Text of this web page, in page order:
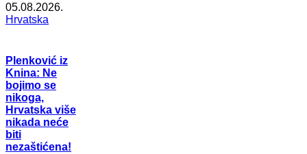
05.08.2026.
Hrvatska
Plenković iz
Knina: Ne
bojimo se
nikoga,
Hrvatska više
nikada neće
biti
nezaštićena!